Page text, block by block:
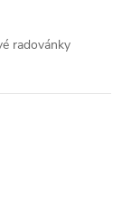
radovánky